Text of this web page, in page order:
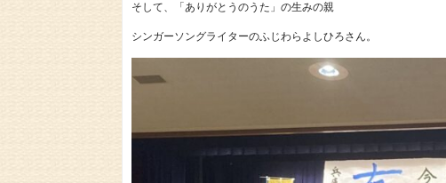
そして、「ありがとうのうた」の生みの親
シンガーソングライターのふじわらよしひろさん。